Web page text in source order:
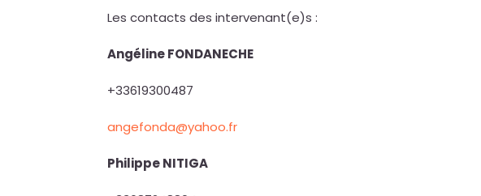
Les contacts des intervenant(e)s :
Angéline FONDANECHE
+33619300487
angefonda@yahoo.fr
Philippe NITIGA